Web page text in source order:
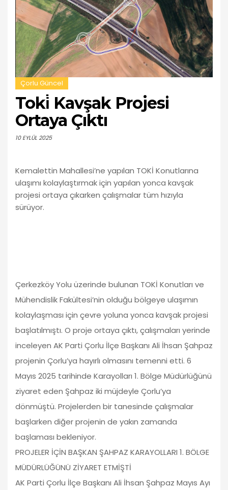
Çorlu Güncel
Toki̇ Kavşak Projesi
Ortaya Çıktı
10 EYLÜL 2025
Kemalettin Mahallesi’ne yapılan TOKİ Konutlarına
ulaşımı kolaylaştırmak için yapılan yonca kavşak
projesi ortaya çıkarken çalışmalar tüm hızıyla
sürüyor.
Çerkezköy Yolu üzerinde bulunan TOKİ Konutları ve
Mühendislik Fakültesi’nin olduğu bölgeye ulaşımın
kolaylaşması için çevre yoluna yonca kavşak projesi
başlatılmıştı. O proje ortaya çıktı, çalışmaları yerinde
inceleyen AK Parti Çorlu İlçe Başkanı Ali İhsan Şahpaz
projenin Çorlu’ya hayırlı olmasını temenni etti. 6
Mayıs 2025 tarihinde Karayolları 1. Bölge Müdürlüğünü
ziyaret eden Şahpaz iki müjdeyle Çorlu’ya
dönmüştü. Projelerden bir tanesinde çalışmalar
başlarken diğer projenin de yakın zamanda
başlaması bekleniyor.
PROJELER İÇİN BAŞKAN ŞAHPAZ KARAYOLLARI 1. BÖLGE
MÜDÜRLÜĞÜNÜ ZİYARET ETMİŞTİ
AK Parti Çorlu İlçe Başkanı Ali İhsan Şahpaz Mayıs Ayı